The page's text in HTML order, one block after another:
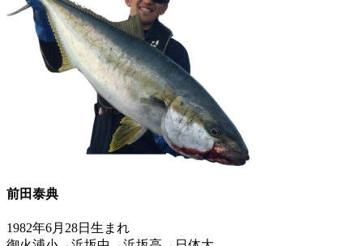
前田泰典
1982年6月28日生まれ